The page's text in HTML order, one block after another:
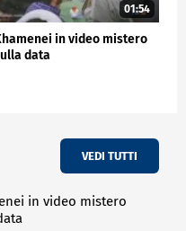
01:54
in video mistero
data
VEDI TUTTI
in video mistero